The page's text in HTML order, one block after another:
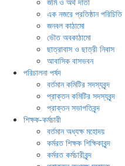
এক নজরে প্রতিষ্ঠান পরিচিতি
জনবল কাঠামো
ভৌত অবকাঠামো
ছাত্রাবাস ও ছাত্রী নিবাস
আবাসিক বাসভবন
পরিচালনা পর্ষদ
বর্তমান কমিটির সদস্যবৃন্দ
প্রাক্তন কমিটির সদস্যবৃন্দ
প্রাক্তন সভাপতিবৃন্দ
শিক্ষক-কর্মচারী
বর্তমান অধ্যক্ষ মহোদয়
কর্মরত শিক্ষক শিক্ষিকাবৃন্দ
কর্মরত কর্মচারীবৃন্দ